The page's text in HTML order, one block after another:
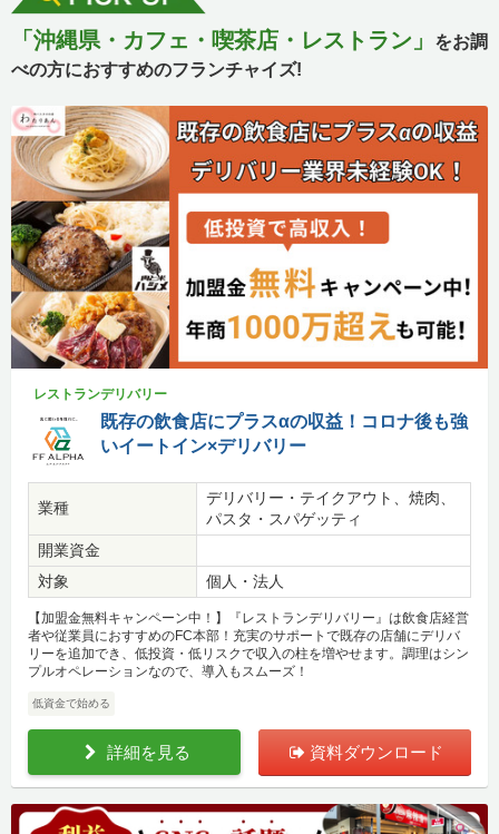
「沖縄県・カフェ・喫茶店・レストラン」
をお調
べの方におすすめのフランチャイズ!
レストランデリバリー
既存の飲食店にプラスαの収益！コロナ後も強
いイートイン×デリバリー
業種
デリバリー・テイクアウト、焼肉、
パスタ・スパゲッティ
開業資金
対象
個人・法人
【加盟金無料キャンペーン中！】『レストランデリバリー』は飲食店経営
者や従業員におすすめのFC本部！充実のサポートで既存の店舗にデリバ
リーを追加でき、低投資・低リスクで収入の柱を増やせます。調理はシン
プルオペレーションなので、導入もスムーズ！
低資金で始める
詳細を見る 資料ダウンロード